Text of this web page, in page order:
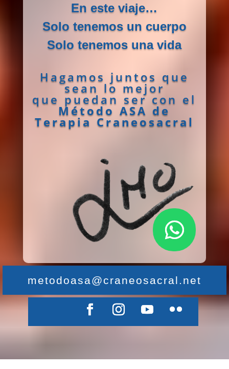
En este viaje…
Solo tenemos un cuerpo
Solo tenemos una vida
Hagamos juntos que
sean lo mejor
que puedan ser con el
Método ASA de
Terapia Craneosacral
metodoasa@craneosacral.net